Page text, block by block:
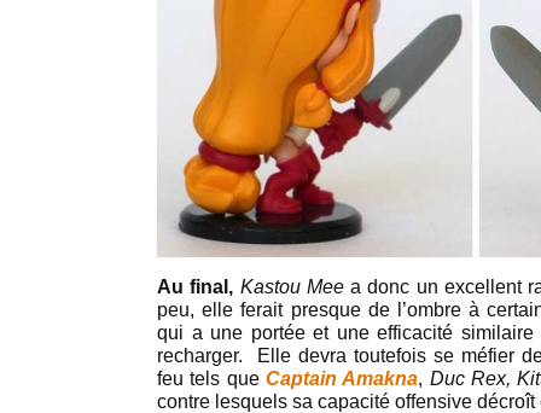
Au final, Kastou Meea donc un excellent
peu, elle ferait presque de l’ombre à
qui a une portée et une efficacité
recharger. Elle devra toutefois se méfier
feu tels que Captain Amakna, Duc Rex,
contre lesquels sa capacité offensive